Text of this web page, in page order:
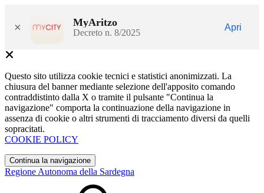
× MyAritzo
Decreto n. 8/2025
Apri
Questo sito utilizza cookie tecnici e statistici anonimizzati. La
chiusura del banner mediante selezione dell'apposito comando
contraddistinto dalla X o tramite il pulsante "Continua la
navigazione" comporta la continuazione della navigazione in
assenza di cookie o altri strumenti di tracciamento diversi da quelli
sopracitati.
COOKIE POLICY
Continua la navigazione
Regione Autonoma della Sardegna